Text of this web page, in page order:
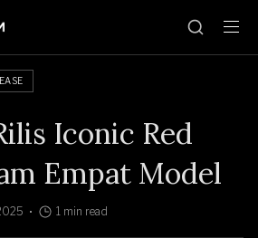
Iconic Red
Empat Model
1 min read